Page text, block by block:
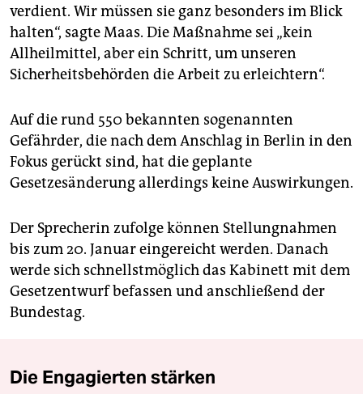
verdient. Wir müssen sie ganz besonders im Blick
halten“, sagte Maas. Die Maßnahme sei „kein
Allheilmittel, aber ein Schritt, um unseren
Sicherheitsbehörden die Arbeit zu erleichtern“.
Auf die rund 550 bekannten sogenannten
Gefährder, die nach dem Anschlag in Berlin in den
Fokus gerückt sind, hat die geplante
Gesetzesänderung allerdings keine Auswirkungen.
Der Sprecherin zufolge können Stellungnahmen
bis zum 20. Januar eingereicht werden. Danach
werde sich schnellstmöglich das Kabinett mit dem
Gesetzentwurf befassen und anschließend der
Bundestag.
Die Engagierten stärken